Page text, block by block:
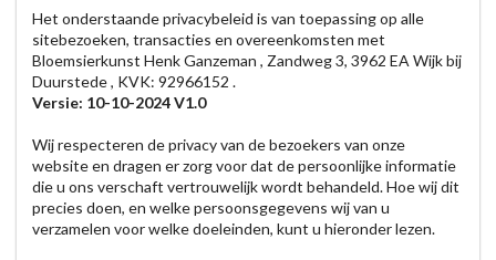
Het onderstaande privacybeleid is van toepassing op alle
sitebezoeken, transacties en overeenkomsten met
Bloemsierkunst Henk Ganzeman , Zandweg 3, 3962 EA Wijk bij
Duurstede , KVK: 92966152 .
Versie: 10-10-2024 V1.0
Wij respecteren de privacy van de bezoekers van onze
website en dragen er zorg voor dat de persoonlijke informatie
die u ons verschaft vertrouwelijk wordt behandeld. Hoe wij dit
precies doen, en welke persoonsgegevens wij van u
verzamelen voor welke doeleinden, kunt u hieronder lezen.